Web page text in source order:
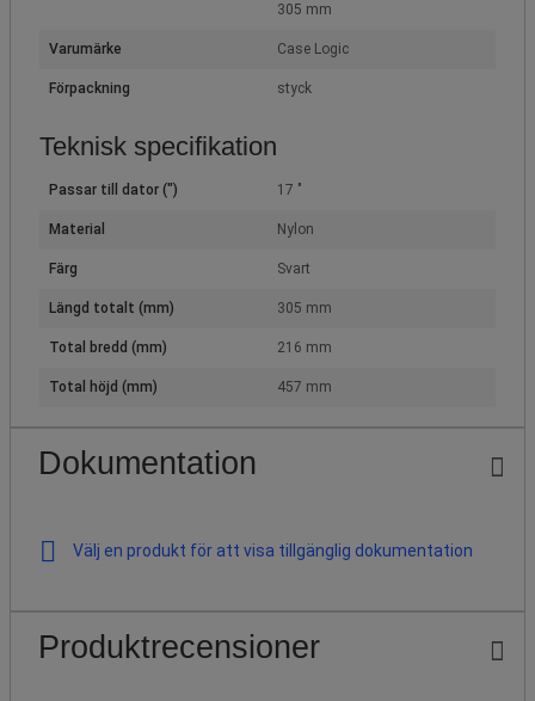
305 mm
Varumärke Case Logic
Förpackning styck
Teknisk specifikation
Passar till dator (") 17 "
Material Nylon
Färg Svart
Längd totalt (mm) 305 mm
Total bredd (mm) 216 mm
Total höjd (mm) 457 mm
Dokumentation
Välj en produkt för att visa tillgänglig dokumentation
Produktrecensioner